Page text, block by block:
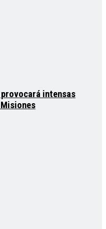
intensas